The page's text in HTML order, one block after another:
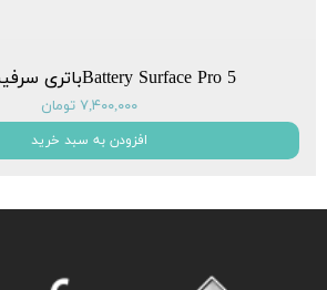
Battery Surface Pro 5باتری سرفیس پرو5
۷,۴۰۰,۰۰۰ تومان
افزودن به سبد خرید